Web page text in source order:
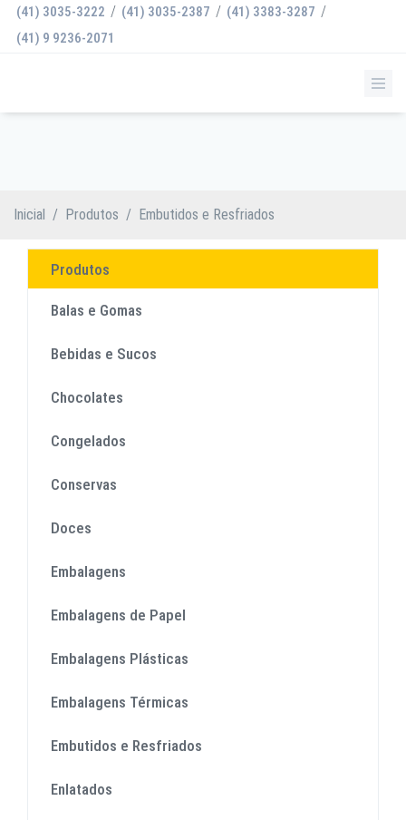
(41) 3035-3222 / (41) 3035-2387 / (41) 3383-3287 /
(41) 9 9236-2071
Inicial / Produtos / Embutidos e Resfriados
Produtos
Balas e Gomas
Bebidas e Sucos
Chocolates
Congelados
Conservas
Doces
Embalagens
Embalagens de Papel
Embalagens Plásticas
Embalagens Térmicas
Embutidos e Resfriados
Enlatados